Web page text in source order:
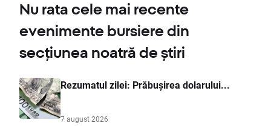
Nu rata cele mai recente
evenimente bursiere din
secțiunea noatră de știri
Rezumatul zilei: Prăbușirea dolarului...
7 august 2026